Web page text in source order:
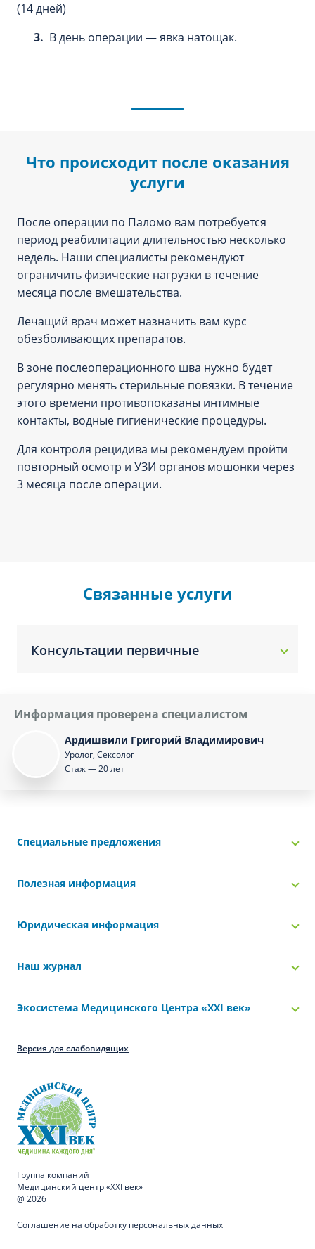
(14 дней)
3. В день операции — явка натощак.
Что происходит после оказания
услуги
После операции по Паломо вам потребуется
период реабилитации длительностью несколько
недель. Наши специалисты рекомендуют
ограничить физические нагрузки в течение
месяца после вмешательства.
Лечащий врач может назначить вам курс
обезболивающих препаратов.
В зоне послеоперационного шва нужно будет
регулярно менять стерильные повязки. В течение
этого времени противопоказаны интимные
контакты, водные гигиенические процедуры.
Для контроля рецидива мы рекомендуем пройти
повторный осмотр и УЗИ органов мошонки через
3 месяца после операции.
Связанные услуги
Консультации первичные
Информация проверена специалистом
Ардишвили Григорий Владимирович
Уролог, Сексолог
Стаж — 20 лет
Специальные предложения
Полезная информация
Юридическая информация
Наш журнал
Экосистема Медицинского Центра «‎XXI век»
Версия для слабовидящих
Группа компаний
Медицинский центр «XXI век»
@ 2026
Соглашение на обработку персональных данных